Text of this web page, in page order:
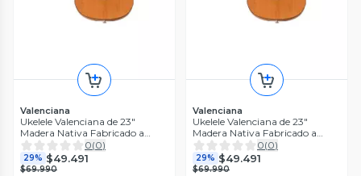
Valenciana
Ukelele Valenciana de 23"
Madera Nativa Fabricado a
mano
0(0)
29% $49.491
$69.990
Valenciana
Ukelele Valenciana de 23"
Madera Nativa Fabricado a
mano
0(0)
29% $49.491
$69.990